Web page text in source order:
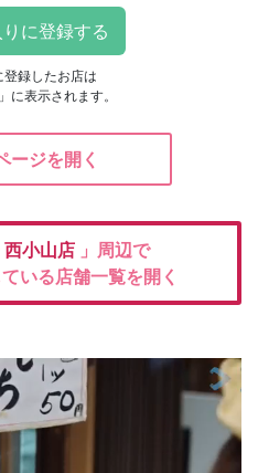
登録したお店は
」に表示されます。
ージを開く
西小山店 」周辺で
いる店舗一覧を開く